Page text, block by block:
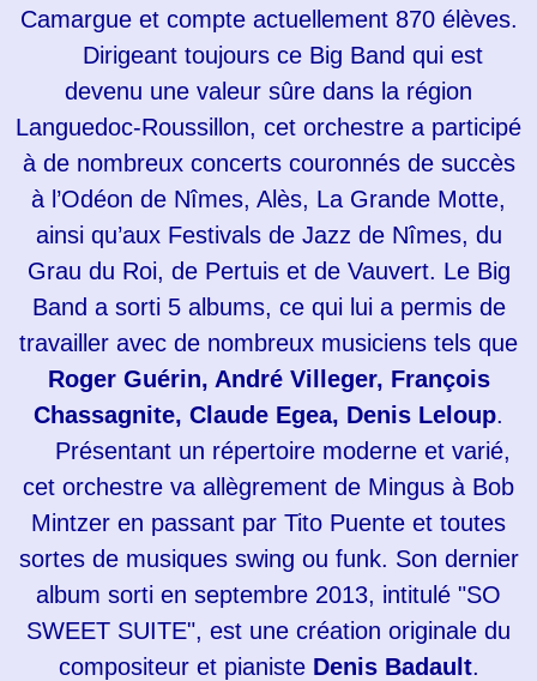
Camargue et compte actuellement 870 élèves.
Dirigeant toujours ce Big Band qui est
devenu une valeur sûre dans la région
Languedoc-Roussillon, cet orchestre a participé
à de nombreux concerts couronnés de succès
à l’Odéon de Nîmes, Alès, La Grande Motte,
ainsi qu’aux Festivals de Jazz de Nîmes, du
Grau du Roi, de Pertuis et de Vauvert. Le Big
Band a sorti 5 albums, ce qui lui a permis de
travailler avec de nombreux musiciens tels que
Roger Guérin, André Villeger, François
Chassagnite, Claude Egea, Denis Leloup.
Présentant un répertoire moderne et varié,
cet orchestre va allègrement de Mingus à Bob
Mintzer en passant par Tito Puente et toutes
sortes de musiques swing ou funk. Son dernier
album sorti en septembre 2013, intitulé "SO
SWEET SUITE", est une création originale du
compositeur et pianiste Denis Badault.